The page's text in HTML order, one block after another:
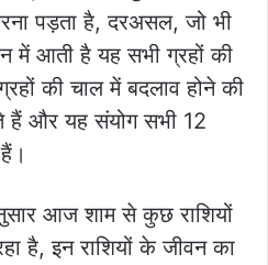
पड़ता है, दरअसल, जो भी
में आती है यह सभी ग्रहों की
की चाल में बदलाव होने की
और यह संयोग सभी 12
आज शाम से कुछ राशियों
है, इन राशियों के जीवन का